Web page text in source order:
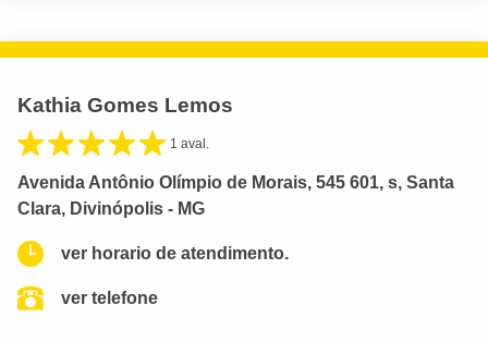
Kathia Gomes Lemos
1 aval.
Avenida Antônio Olímpio de Morais, 545 601, s, Santa
Clara, Divinópolis - MG
ver horario de atendimento.
ver telefone